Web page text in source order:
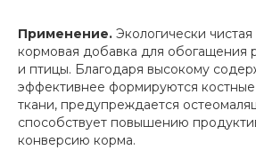
Применение. Экологически чистая
кормовая добавка для обогащения
и птицы. Благодаря высокому
эффективнее формируются
ткани, предупреждается
способствует повышению
конверсию корма.